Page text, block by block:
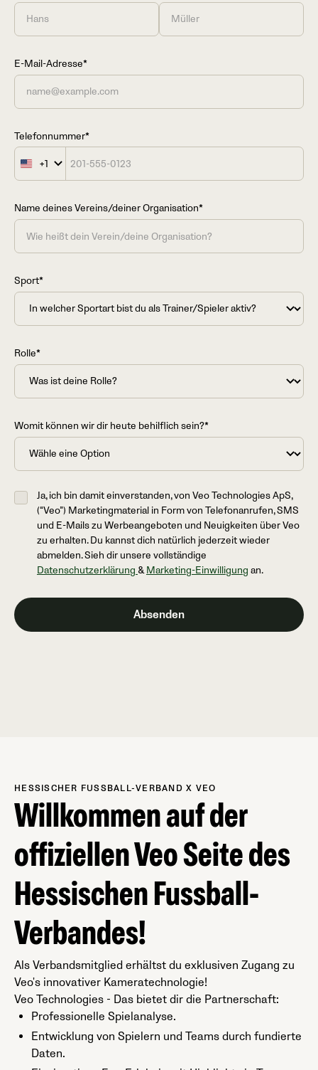
E-Mail-Adresse*
Telefonnummer*
United
States
+1
Name deines Vereins/deiner Organisation*
Sport*
Rolle*
Womit können wir dir heute behilflich sein?*
Ja, ich bin damit einverstanden, von Veo Technologies ApS,
(“Veo”) Marketingmaterial in Form von Telefonanrufen, SMS
und E-Mails zu Werbeangeboten und Neuigkeiten über Veo
zu erhalten. Du kannst dich natürlich jederzeit wieder
abmelden. Sieh dir unsere vollständige
Datenschutzerklärung &Marketing-Einwilligung an.
HESSISCHER FUSSBALL-VERBAND X VEO
Willkommen auf der
offiziellen Veo Seite des
Hessischen Fussball-
Verbandes!
Als Verbandsmitglied erhältst du exklusiven Zugang zu
Veo's innovativer Kameratechnologie!
Veo Technologies - Das bietet dir die Partnerschaft:
Professionelle Spielanalyse.
Entwicklung von Spielern und Teams durch fundierte
Daten.